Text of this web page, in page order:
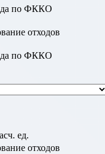
по ФККО
отходов
по ФККО
ед.
отходов